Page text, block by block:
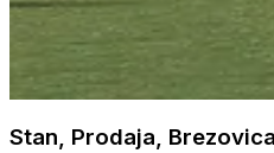
Stan, Prodaja,